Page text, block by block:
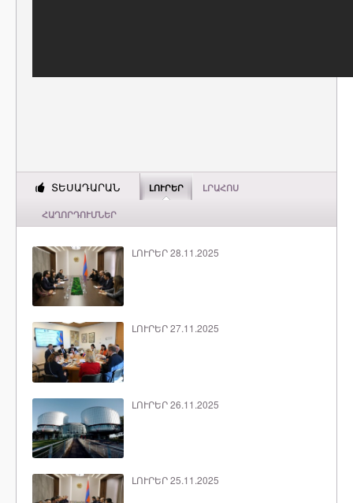
ՏԵՍԱԴԱՐԱՆ ԼՈՒՐԵՐ ԼՐԱՀՈՍ
ՀԱՂՈՐԴՈՒՄՆԵՐ
ԼՈՒՐԵՐ 28.11.2025
ԼՈՒՐԵՐ 27.11.2025
ԼՈՒՐԵՐ 26.11.2025
ԼՈՒՐԵՐ 25.11.2025